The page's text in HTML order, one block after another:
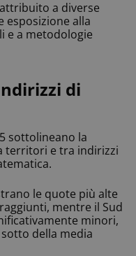
a diverse
esposizione alla
e a metodologie
di
sottolineano la
territori e tra indirizzi
le quote più alte
mentre il Sud
minori,
della media